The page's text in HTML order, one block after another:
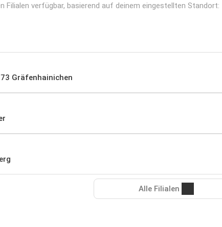
Filialen verfügbar, basierend auf deinem eingestellten Standort:
Gräfenhainichen
Alle Filialen